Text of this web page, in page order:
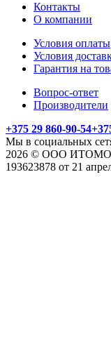
Контакты
О компании
Условия оплаты
Условия
Гарантия на
Вопрос-ответ
Производители
+375 29 860-90-54
Мы в социальных
2026 © ООО
193623878 от 21